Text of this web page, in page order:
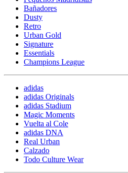
Bañadores
Dusty
Retro
Urban Gold
Signature
Essentials
Champions League
adidas
adidas Originals
adidas Stadium
Magic Moments
Vuelta al Cole
adidas DNA
Real Urban
Calzado
Todo Culture Wear